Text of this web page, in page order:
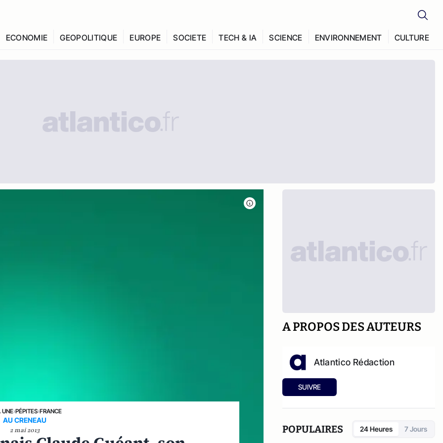
ECONOMIE GEOPOLITIQUE EUROPE SOCIETE TECH & IA SCIENCE ENVIRONNEMENT CULTURE
UNE›PÉPITES›FRANCE
AU CRENEAU
2 mai 2013
A PROPOS DES AUTEURS
Atlantico Rédaction
SUIVRE
POPULAIRES 24 Heures 7 Jours